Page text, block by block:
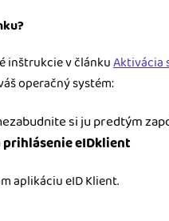
inštrukcie v článkuAktivácia
operačný systém:
si ju predtým
eIDklient
aplikáciu eID Klient.